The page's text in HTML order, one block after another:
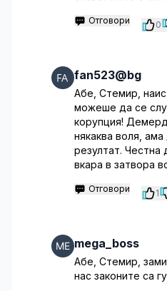
Отговори 0
fan523@bg
Абе, Стемир,
можеше да се
корупция!
някаква воля,
резултат. Честна
вкара в затвора
Отговори 1
mega_boss
Абе, Стемир,
нас законите са гу